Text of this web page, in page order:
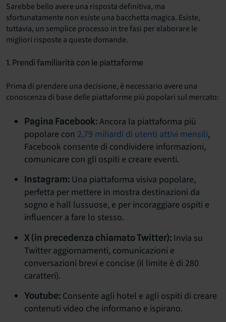
Sarebbe bello avere una risposta definitiva, ma
sfortunatamente non esiste una bacchetta magica. Esiste,
tuttavia, un semplice processo in tre fasi per elaborare le
migliori risposte a queste domande.
1. Prendi familiarità con le piattaforme
Prima di prendere una decisione, è necessario avere una
conoscenza di base delle piattaforme più popolari sul mercato:
Pagina Facebook:Ancora la piattaforma più
popolare con 2,79 miliardi di utenti attivi mensili,
Facebook consente di condividere informazioni,
comunicare con gli ospiti e creare eventi.
Instagram: Una piattaforma visiva popolare,
perfetta per mettere in mostra destinazioni da
sogno e hall lussuose, e per incoraggiare ospiti e
influencer a fare lo stesso.
X (in precedenza chiamato Twitter): Invia su
Twitter aggiornamenti, comunicazioni e
conversazioni brevi e concise (il limite è di 280
caratteri).
Youtube: Consente agli hotel e agli ospiti di creare
contenuti video che informano e ispirano.